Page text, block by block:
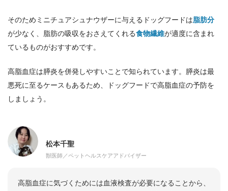
そのためミニチュアシュナウザーに与えるドッグフードは脂肪分
が少なく、脂肪の吸収をおさえてくれる食物繊維が適度に含まれ
ているものがおすすめです。
高脂血症は膵炎を併発しやすいことで知られています。膵炎は最
悪死に至るケースもあるため、ドッグフードで高脂血症の予防を
しましょう。
松本千聖
獣医師／ペットヘルスケアアドバイザー
高脂血症に気づくためには血液検査が必要になることから、